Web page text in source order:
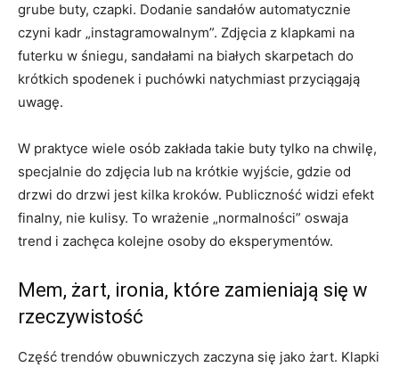
grube buty, czapki. Dodanie sandałów automatycznie
czyni kadr „instagramowalnym”. Zdjęcia z klapkami na
futerku w śniegu, sandałami na białych skarpetach do
krótkich spodenek i puchówki natychmiast przyciągają
uwagę.
W praktyce wiele osób zakłada takie buty tylko na chwilę,
specjalnie do zdjęcia lub na krótkie wyjście, gdzie od
drzwi do drzwi jest kilka kroków. Publiczność widzi efekt
finalny, nie kulisy. To wrażenie „normalności” oswaja
trend i zachęca kolejne osoby do eksperymentów.
Mem, żart, ironia, które zamieniają się w
rzeczywistość
Część trendów obuwniczych zaczyna się jako żart. Klapki